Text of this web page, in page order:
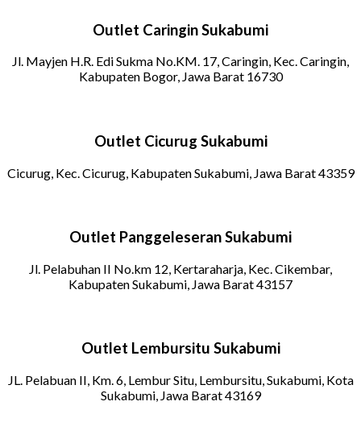
Outlet Caringin Sukabumi
Jl. Mayjen H.R. Edi Sukma No.KM. 17, Caringin, Kec. Caringin,
Kabupaten Bogor, Jawa Barat 16730
Outlet Cicurug Sukabumi
Cicurug, Kec. Cicurug, Kabupaten Sukabumi, Jawa Barat 43359
Outlet Panggeleseran Sukabumi
Jl. Pelabuhan II No.km 12, Kertaraharja, Kec. Cikembar,
Kabupaten Sukabumi, Jawa Barat 43157
Outlet Lembursitu Sukabumi
JL. Pelabuan II, Km. 6, Lembur Situ, Lembursitu, Sukabumi, Kota
Sukabumi, Jawa Barat 43169